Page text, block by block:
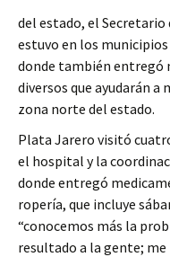
del estado, el Secretario
estuvo en los
donde también entregó
diversos que ayudarán a
zona norte del estado.
Plata Jarero visitó
el hospital y la
donde entregó
ropería, que incluye
“conocemos más la
resultado a la gente;